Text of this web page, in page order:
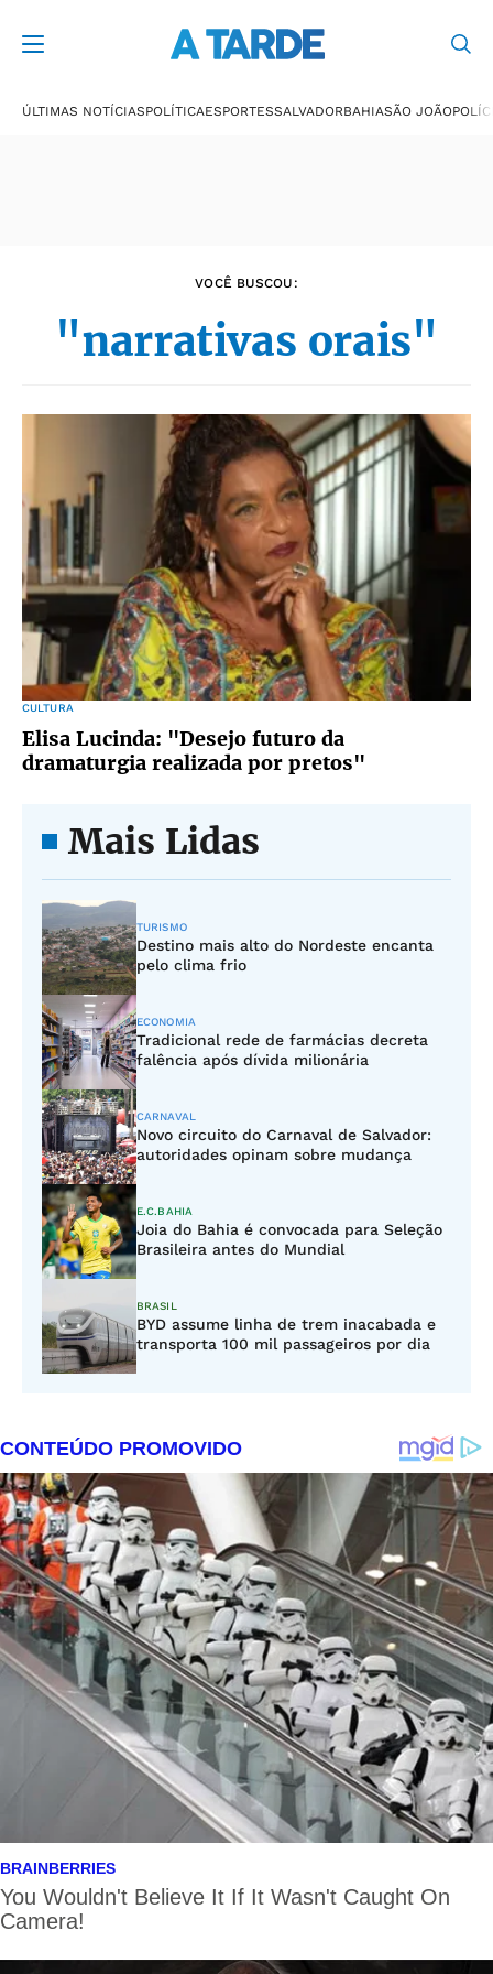
ÚLTIMAS NOTÍCIASPOLÍTICAESPORTESSALVADORBAHIASÃO JOÃO
VOCÊ BUSCOU:
"narrativas orais"
CULTURA
Elisa Lucinda: "Desejo futuro da
dramaturgia realizada por pretos"
Mais Lidas
TURISMO
Destino mais alto do Nordeste encanta
pelo clima frio
ECONOMIA
Tradicional rede de farmácias decreta
falência após dívida milionária
CARNAVAL
Novo circuito do Carnaval de Salvador:
autoridades opinam sobre mudança
E.C.BAHIA
Joia do Bahia é convocada para Seleção
Brasileira antes do Mundial
BRASIL
BYD assume linha de trem inacabada e
transporta 100 mil passageiros por dia